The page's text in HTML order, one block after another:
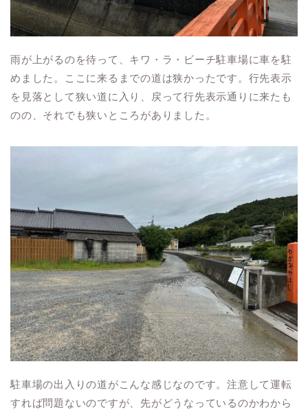
雨が上がるのを待って、キワ・ラ・ビーチ駐車場に車を駐
めました。ここに来るまでの道は狭かったです。行先表示
を見落として狭い道に入り、戻って行先表示通りに来たも
のの、それでも狭いところがありました。
駐車場の出入りの道がこんな感じなのです。注意して運転
すれば問題ないのですが、先がどうなっているのかわから